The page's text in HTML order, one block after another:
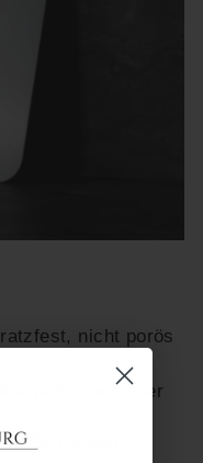
nicht porös
Küchen oder
für den